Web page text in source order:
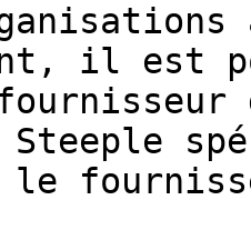
il est
Steeple
le